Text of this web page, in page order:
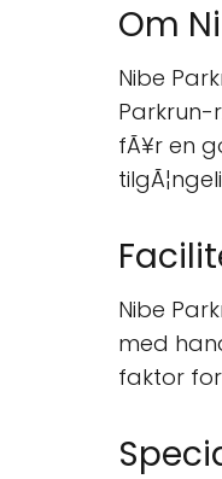
Om
Nibe
Parkrun-
fÃ¥r en
Nibe
med
faktor